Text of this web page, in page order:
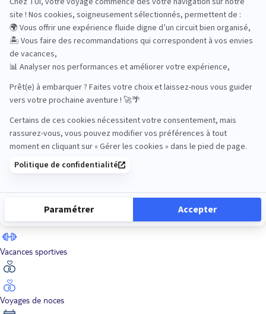
Road Trips
Safari
Sénior
Vacances sportives
Voyages de noces